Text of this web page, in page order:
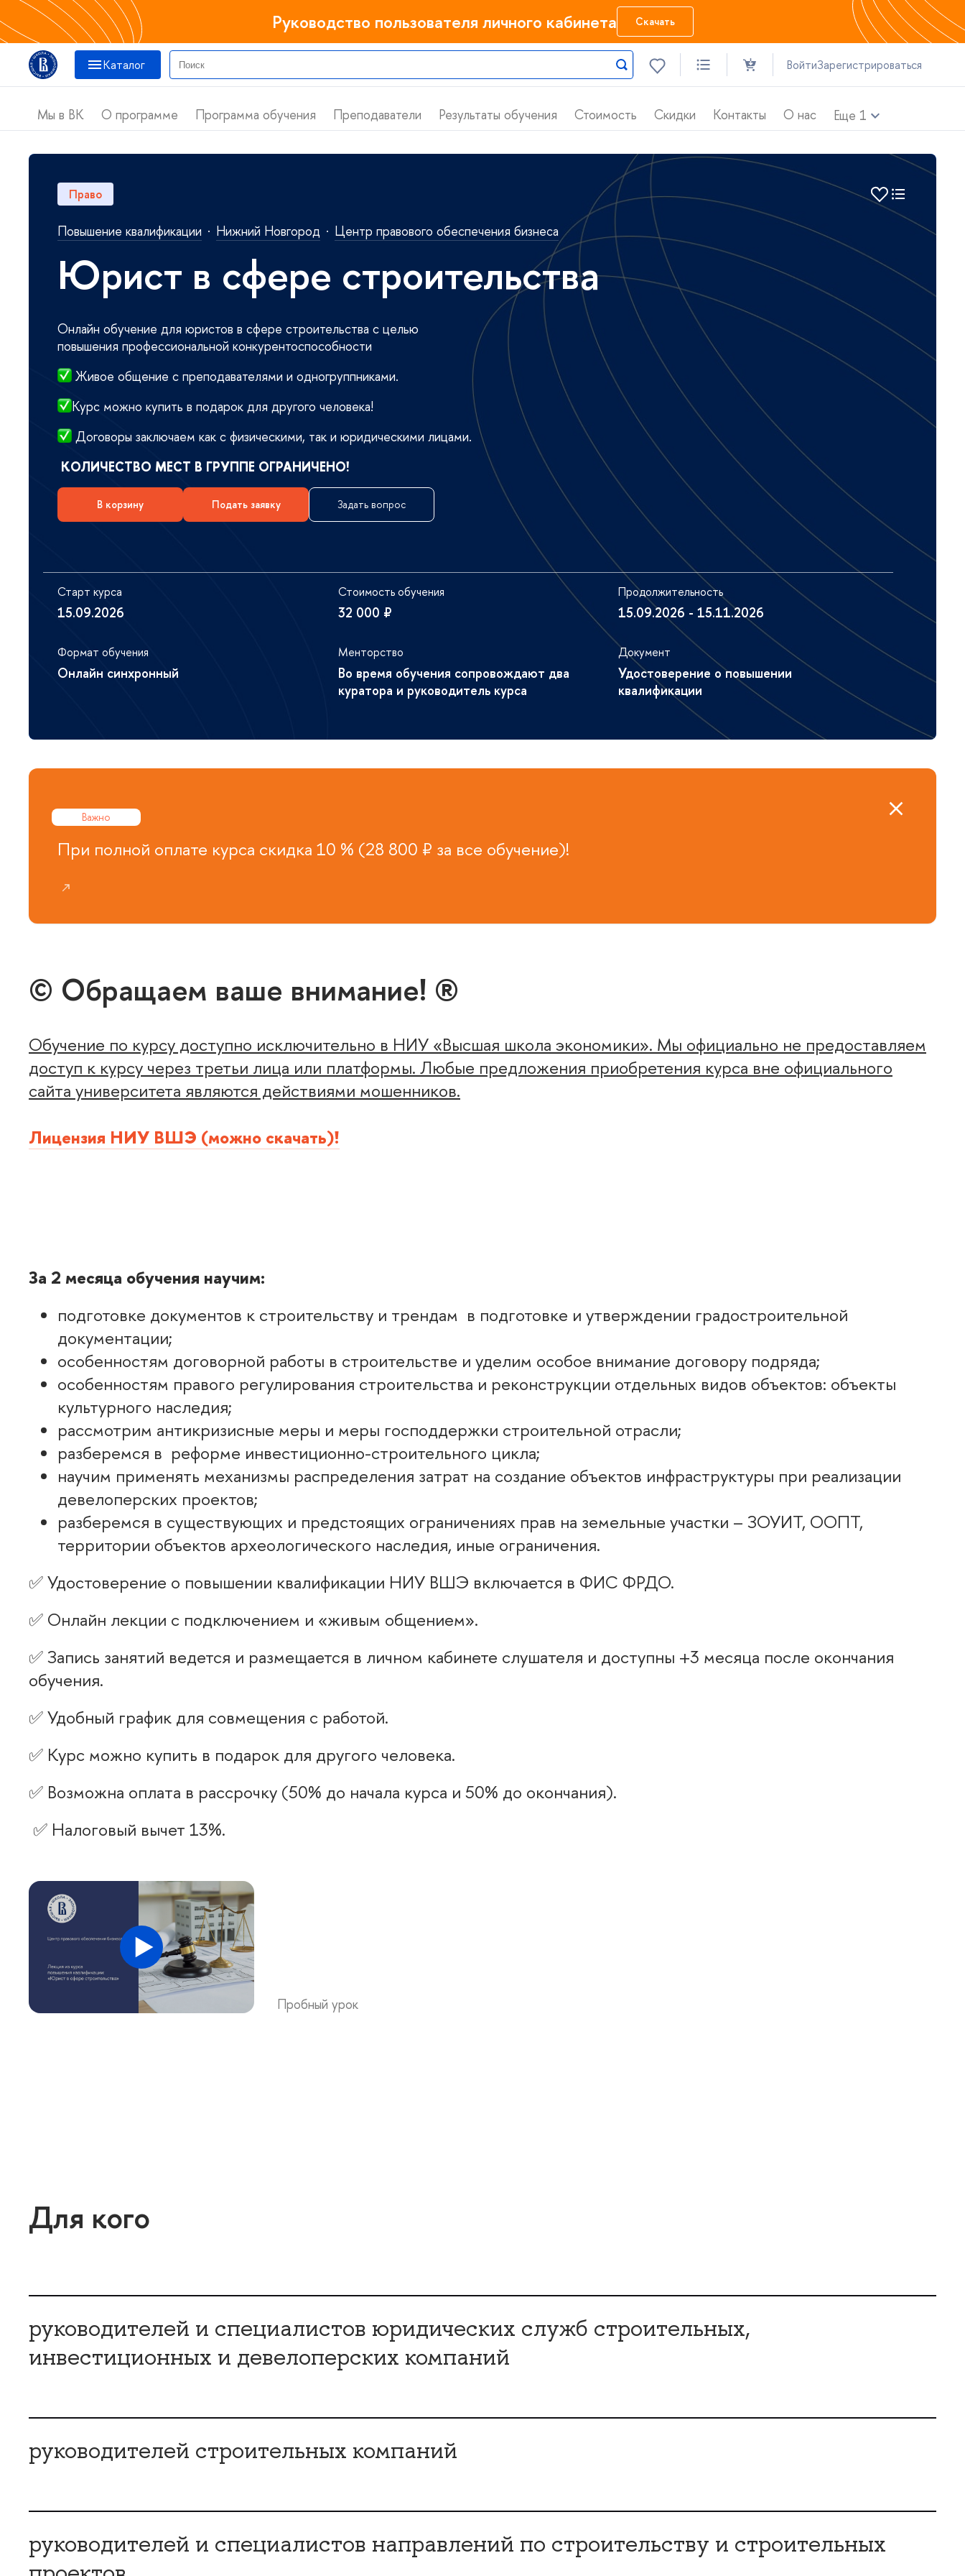
Руководство пользователя личного кабинета Скачать
Катало ойтиЗарегистрироваться
Мы в ВК О программе Программа обучения Преподаватели Результаты обучения Стоимость Скидки Контакты О нас Еще 1
Право
Повышение квалификации · Нижний Новгород · Центр правового обеспечения бизнеса
Юрист в сфере строительства
Онлайн обучение для юристов в сфере строительства с целью
повышения профессиональной конкурентоспособности
Живое общение с преподавателями и одногруппниками.
Курс можно купить в подарок для другого человека!
Договоры заключаем как с физическими, так и юридическими лицами.
КОЛИЧЕСТВО МЕСТ В ГРУППЕ ОГРАНИЧЕНО!
корзину Подать заявку Задать вопрос
Старт курса
15.09.2026
Стоимость обучения
32 000 ₽
Продолжительность
15.09.2026 - 15.11.2026
Формат обучения
Онлайн синхронный
Менторство
о время обучения сопровождают два
куратора и руководитель курса
Документ
Удостоверение о повышении
квалификации
ажно
При полной оплате курса скидка 10 % (28 800 ₽ за все обучение)!
© Обращаем ваше внимание! ®
Обучение по курсу доступно исключительно в НИУ «Высшая школа экономики». Мы официально не предоставляем
доступ к курсу через третьи лица или платформы. Любые предложения приобретения курса вне официального
сайта университета являются действиями мошенников.
Лицензия НИУ ВШЭ (можно скачать)!
За 2 месяца обучения научим:
подготовке документов к строительству и трендам в подготовке и утверждении градостроительной
документации;
особенностям договорной работы в строительстве и уделим особое внимание договору подряда;
особенностям правого регулирования строительства и реконструкции отдельных видов объектов: объекты
культурного наследия;
рассмотрим антикризисные меры и меры господдержки строительной отрасли;
разберемся в реформе инвестиционно-строительного цикла;
научим применять механизмы распределения затрат на создание объектов инфраструктуры при реализации
девелоперских проектов;
разберемся в существующих и предстоящих ограничениях прав на земельные участки – ЗОУИТ, ООПТ,
территории объектов археологического наследия, иные ограничения.
✅ Удостоверение о повышении квалификации НИУ ВШЭ включается в ФИС ФРДО.
✅ Онлайн лекции с подключением и «живым общением».
✅ Запись занятий ведется и размещается в личном кабинете слушателя и доступны +3 месяца после окончания
обучения.
✅ Удобный график для совмещения с работой.
✅ Курс можно купить в подарок для другого человека.
✅ Возможна оплата в рассрочку (50% до начала курса и 50% до окончания).
✅ Налоговый вычет 13%.
Пробный урок
Для кого
руководителей и специалистов юридических служб строительных,
инвестиционных и девелоперских компаний
руководителей строительных компаний
руководителей и специалистов направлений по строительству и строительных